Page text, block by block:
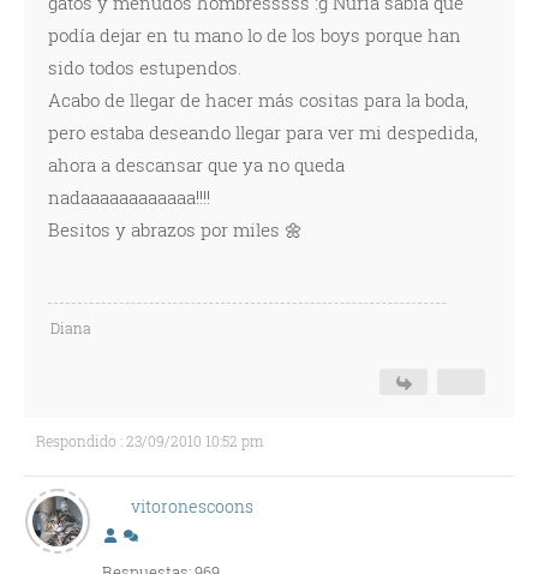
podía dejar en tu mano lo de los boys porque han
sido todos estupendos.
Acabo de llegar de hacer más cositas para la boda,
pero estaba deseando llegar para ver mi despedida,
ahora a descansar que ya no queda
nadaaaaaaaaaaaa!!!!
Besitos y abrazos por miles 🌼
Diana
Respondido : 23/09/2010 10:52 pm
vitoronescoons